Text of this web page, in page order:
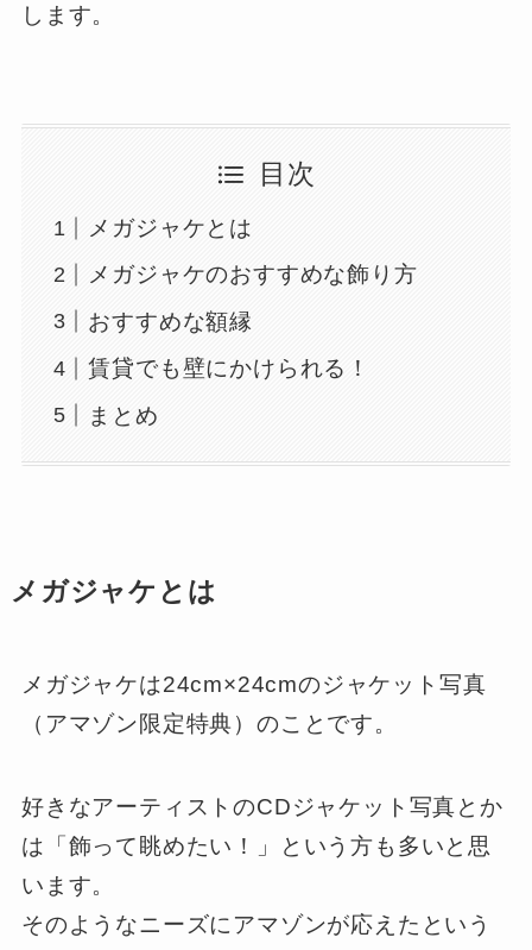
します。
目次
メガジャケとは
メガジャケのおすすめな飾り方
おすすめな額縁
賃貸でも壁にかけられる！
まとめ
メガジャケとは
メガジャケは24cm×24cmのジャケット写真
（アマゾン限定特典）のことです。
好きなアーティストのCDジャケット写真とか
は「飾って眺めたい！」という方も多いと思
います。
そのようなニーズにアマゾンが応えたという